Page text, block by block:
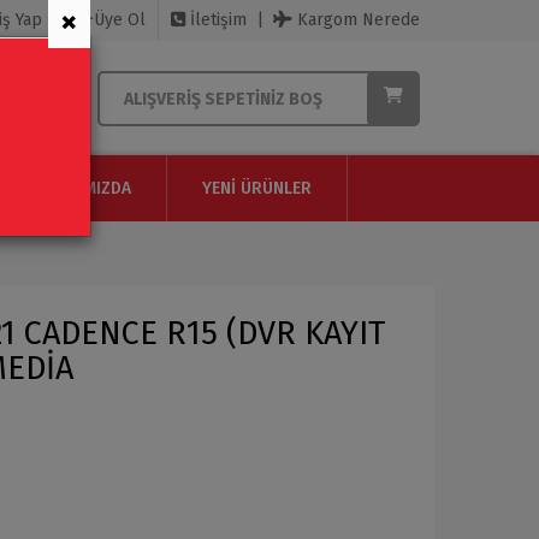
Yap Üye Ol İletişim Kargom Nerede
ALIŞVERIŞ SEPETINIZ BOŞ
HAKKIMIZDA YENI ÜRÜNLER
CADENCE R15 (DVR KAYIT
×